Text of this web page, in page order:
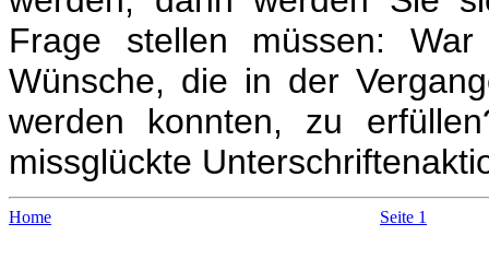
Frage stellen müssen:
Wünsche, die in der
werden konnten, zu
missglückte
Home Seite 1